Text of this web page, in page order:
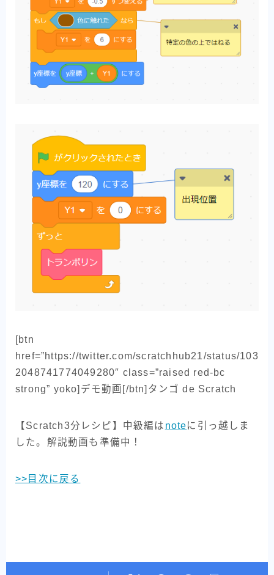
[btn
href=”https://twitter.com/scratchhub21/status/103
2048741774049280″ class=”raised red-bc
strong” yoko]デモ動画[/btn]タンゴ de Scratch
【Scratch3分レシピ】中級編は noteに引っ越しま
した。解説動画も準備中！
>>目次に戻る